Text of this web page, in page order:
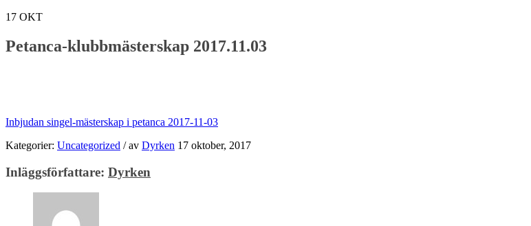
17 OKT
Petanca-klubbmästerskap 2017.11.03
Inbjudan singel-mästerskap i petanca 2017-11-03
Kategorier: Uncategorized /av Dyrken 17 oktober, 2017
Inläggsförfattare: Dyrken